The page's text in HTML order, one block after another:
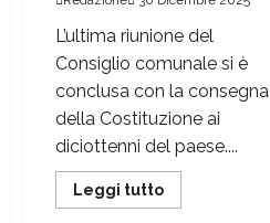
L’ultima riunione del
Consiglio comunale si è
conclusa con la consegna
della Costituzione ai
diciottenni del paese....
Leggi tutto